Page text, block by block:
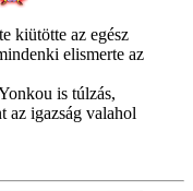
kiütötte az egész
elismerte az
is túlzás,
az igazság valahol